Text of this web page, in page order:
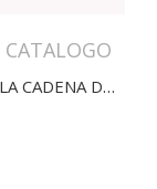
CATALOGO
ADMINISTRACIÓN DE LA CADENA DE SUMINISTRO